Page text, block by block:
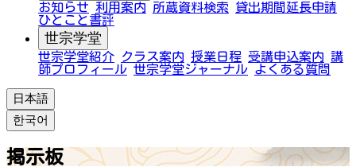
お知らせ 利用案内 所蔵資料検索
貸出期間延長申請
ひとこと書評
世宗学堂
世宗学堂紹介 クラス案内 授業日程 受講申込案内 講
師プロフィール 世宗学堂ジャーナル よくある質問
日本語
한국어
掲示板